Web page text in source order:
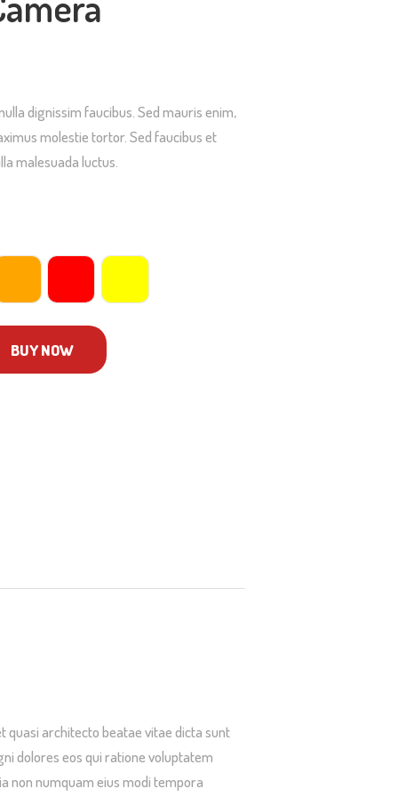
dignissim faucibus. Sed mauris enim,
molestie tortor. Sed faucibus et
malesuada luctus.
BUY NOW
quasi architecto beatae vitae dicta sunt
dolores eos qui ratione voluptatem
non numquam eius modi tempora